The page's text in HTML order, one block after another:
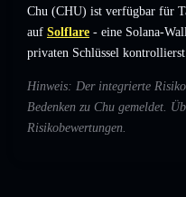
Chu (CHU) ist verfügbar für
auf Solflare - eine Solana-
privaten Schlüssel
Hinweis: Der integrierte
Bedenken zu Chu gemeldet.
Risikobewertungen.